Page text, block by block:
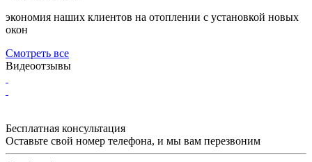
экономия наших клиентов на отоплении с установкой новых
окон
Смотреть все
Видеоотзывы
Бесплатная консультация
Оставьте свой номер телефона, и мы вам перезвоним